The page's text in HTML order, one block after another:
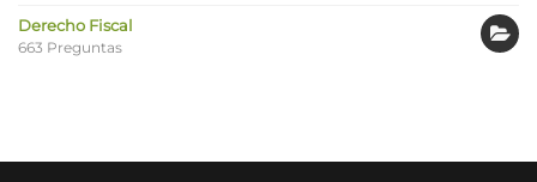
Derecho Fiscal
663 Preguntas